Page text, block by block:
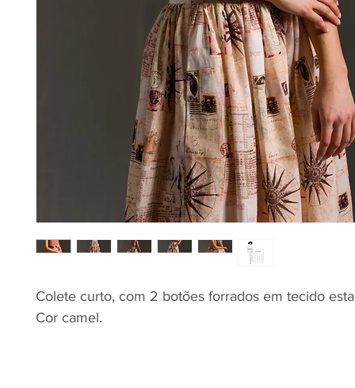
Colete curto, com 2 botões forrados em tecido
Cor camel.